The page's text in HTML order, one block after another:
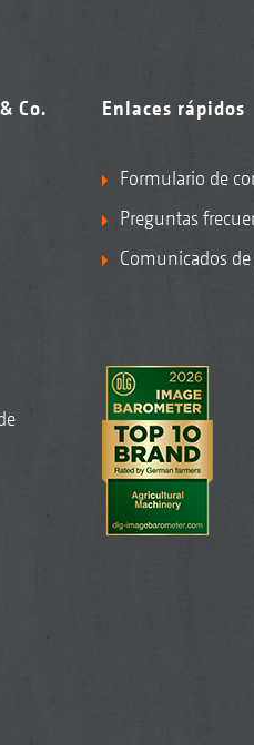
Co.
Enlaces rápidos
Formulario de
Preguntas
Comunicados